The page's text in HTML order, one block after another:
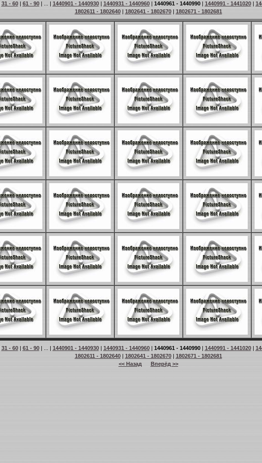
31 - 60| 61 - 90| ... | 1440901 - 1440930| 1440931 - 1440960| 1440961 - 1440990| 1440991 - 1441020|
1802611 - 1802640| 1802641 - 1802670| 1802671 - 1802681
31 - 60| 61 - 90| ... | 1440901 - 1440930| 1440931 - 1440960| 1440961 - 1440990| 1440991 - 1441020|
1802611 - 1802640| 1802641 - 1802670| 1802671 - 1802681
<< Назад
Вперёд >>